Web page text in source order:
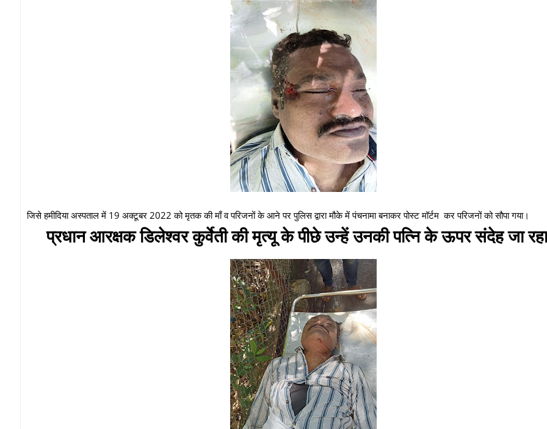
जिसे हमीदिया अस्पताल में 19 अक्टूबर 2022 को मृतक की माँ व परिजनों के आने पर पुलिस द्वारा मौके में पंचनामा बनाकर पोस्ट मॉर्टम कर परिजनों को सौपा गया।
प्रधान आरक्षक डिलेश्वर कुर्वेती की मृत्यू के पीछे उन्हें उनकी पत्नि के ऊपर संदेह जा